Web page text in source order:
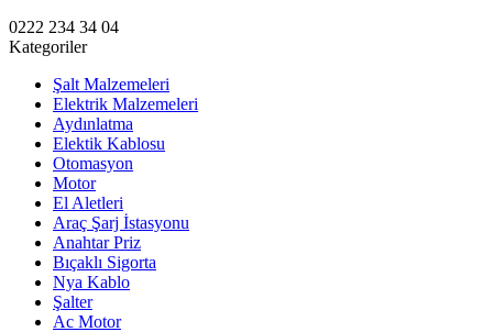
0222 234 34 04
Kategoriler
Şalt Malzemeleri
Elektrik Malzemeleri
Aydınlatma
Elektik Kablosu
Otomasyon
Motor
El Aletleri
Araç Şarj İstasyonu
Anahtar Priz
Bıçaklı Sigorta
Nya Kablo
Şalter
Ac Motor